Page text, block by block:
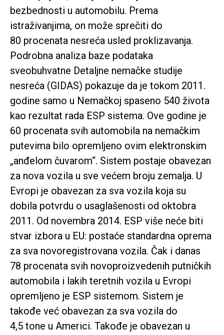
bezbednosti u automobilu. Prema
istraživanjima, on može sprečiti do
80 procenata nesreća usled proklizavanja.
Podrobna analiza baze podataka
sveobuhvatne Detaljne nemačke studije
nesreća (GIDAS) pokazuje da je tokom 2011.
godine samo u Nemačkoj spaseno 540 života
kao rezultat rada ESP sistema. Ove godine je
60 procenata svih automobila na nemačkim
putevima bilo opremljeno ovim elektronskim
„anđelom čuvarom“. Sistem postaje obavezan
za nova vozila u sve većem broju zemalja. U
Evropi je obavezan za sva vozila koja su
dobila potvrdu o usaglašenosti od oktobra
2011. Od novembra 2014. ESP više neće biti
stvar izbora u EU: postaće standardna oprema
za sva novoregistrovana vozila. Čak i danas
78 procenata svih novoproizvedenih putničkih
automobila i lakih teretnih vozila u Evropi
opremljeno je ESP sistemom. Sistem je
takođe već obavezan za sva vozila do
4,5 tone u Americi. Takođe je obavezan u